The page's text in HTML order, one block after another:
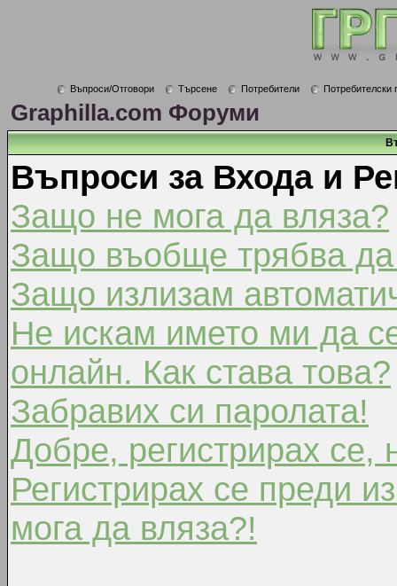
Въпроси/Отговори Търсене Потребители Потребителски
Graphilla.com Форуми
Въпроси за Входа и
Защо не мога да вляза?
Защо въобще трябва да
Защо излизам
Не искам името ми да
онлайн. Как става това?
Забравих си паролата!
Добре, регистрирах се,
Регистрирах се преди
мога да вляза?!